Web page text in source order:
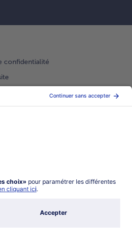
confidentialité
générales de vente
catalogue en ligne